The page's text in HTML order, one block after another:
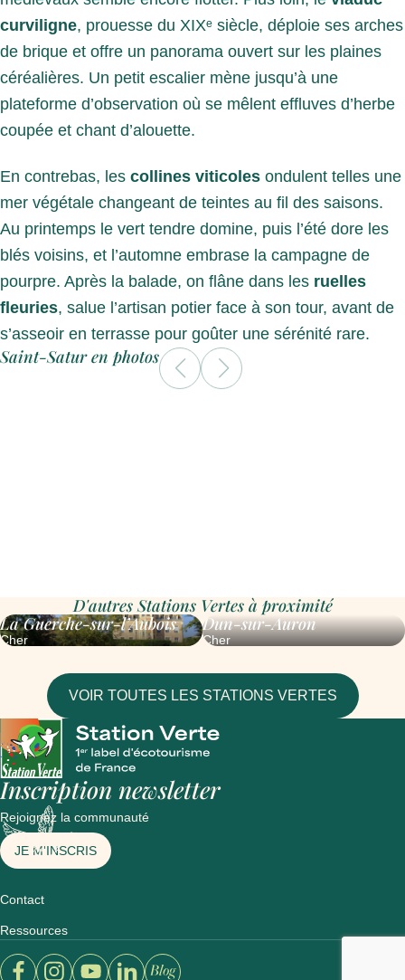
curviligne, prouesse du XIXᵉ siècle, déploie ses arches
de brique et offre un panorama ouvert sur les plaines
céréalières. Un petit escalier mène jusqu’à une
plateforme d’observation où se mêlent effluves d’herbe
coupée et chant d’alouette.
En contrebas, les collines viticoles ondulent telles une
mer végétale changeant de teintes au fil des saisons.
Au printemps le vert tendre domine, puis l’été dore les
blés voisins, et l’automne embrase la campagne de
pourpre. Après la balade, on flâne dans les ruelles
fleuries, salue l’artisan potier face à son tour, avant de
s’asseoir en terrasse pour goûter une sérénité rare.
Saint-Satur en photos
D'autres Stations Vertes à proximité
La Guerche-sur-l’Aubois
Cher
Dun-sur-Auron
Cher
VOIR TOUTES LES STATIONS VERTES
Inscription newsletter
Rejoignez la communauté
JE M'INSCRIS
Contact
Ressources
Ouvrir un nouvel onglet sur le site : facebook
Ouvrir un nouvel onglet sur le site : instagram
Ouvrir un nouvel onglet sur le site : youtube
Ouvrir un nouvel onglet sur le site : linkedin
Ouvrir un nouvel onglet sur le site : blog